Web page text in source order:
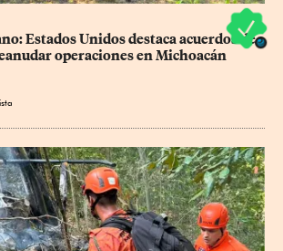
Estados Unidos destaca acuerdos de
operaciones en Michoacán